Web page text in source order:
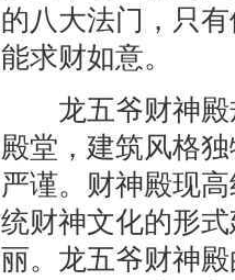
的八大法门，只
能求财如意。
龙五爷财神殿
殿堂，建筑风格
严谨。财神殿现
统财神文化的形
丽。龙五爷财神